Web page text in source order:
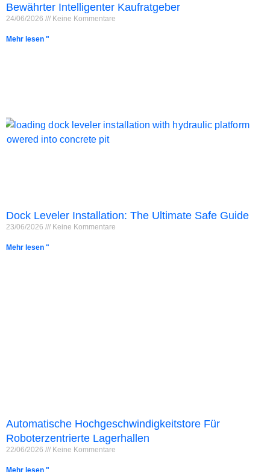
Bewährter Intelligenter Kaufratgeber
24/06/2026 Keine Kommentare
Mehr lesen "
Dock Leveler Installation: The Ultimate Safe Guide
23/06/2026 Keine Kommentare
Mehr lesen "
Automatische Hochgeschwindigkeitstore Für
Roboterzentrierte Lagerhallen
22/06/2026 Keine Kommentare
Mehr lesen "
Français